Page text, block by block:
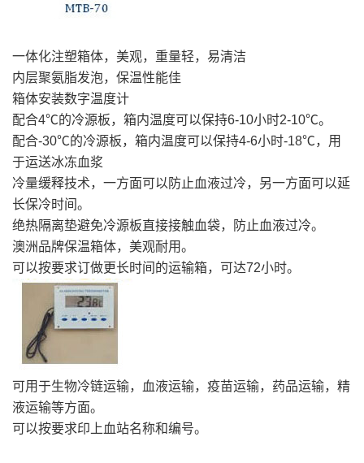
一体化注塑箱体，美观，重量轻，易清洁
内层聚氨脂发泡，保温性能佳
箱体安装数字温度计
配合4℃的冷源板，箱内温度可以保持6-10小时2-10℃。
配合-30℃的冷源板，箱内温度可以保持4-6小时-18℃，用
于运送冰冻血浆
冷量缓释技术，一方面可以防止血液过冷，另一方面可以延
长保冷时间。
绝热隔离垫避免冷源板直接接触血袋，防止血液过冷。
澳洲品牌保温箱体，美观耐用。
可以按要求订做更长时间的运输箱，可达72小时。
可用于生物冷链运输，血液运输，疫苗运输，药品运输，精
液运输等方面。
可以按要求印上血站名称和编号。